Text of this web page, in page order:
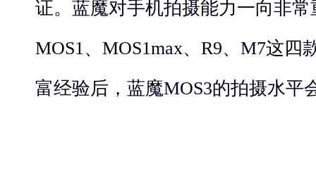
证。蓝魔对手机拍摄能力一向非
MOS1、MOS1max、R9、M7这四
富经验后，蓝魔MOS3的拍摄水平